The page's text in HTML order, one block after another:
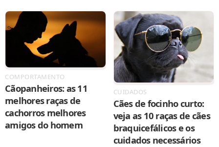
COMPORTAMENTO
Cãopanheiros: as 11
melhores raças de
cachorros melhores
amigos do homem
CUIDADOS
Cães de focinho curto:
veja as 10 raças de cães
braquicefálicos e os
cuidados necessários